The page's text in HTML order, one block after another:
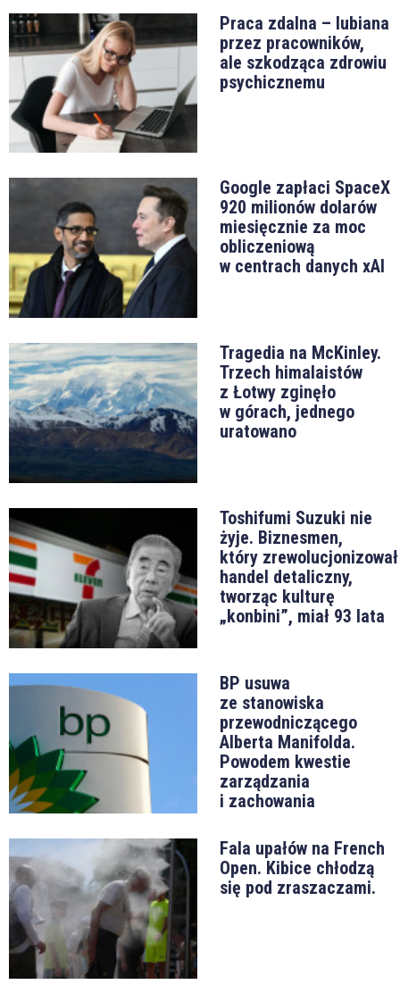
Praca zdalna – lubiana
przez pracowników,
ale szkodząca zdrowiu
psychicznemu
Google zapłaci SpaceX
920 milionów dolarów
miesięcznie za moc
obliczeniową
w centrach danych xAI
Tragedia na McKinley.
Trzech himalaistów
z Łotwy zginęło
w górach, jednego
uratowano
Toshifumi Suzuki nie
żyje. Biznesmen,
który zrewolucjonizował
handel detaliczny,
tworząc kulturę
„konbini”, miał 93 lata
BP usuwa
ze stanowiska
przewodniczącego
Alberta Manifolda.
Powodem kwestie
zarządzania
i zachowania
Fala upałów na French
Open. Kibice chłodzą
się pod zraszaczami.